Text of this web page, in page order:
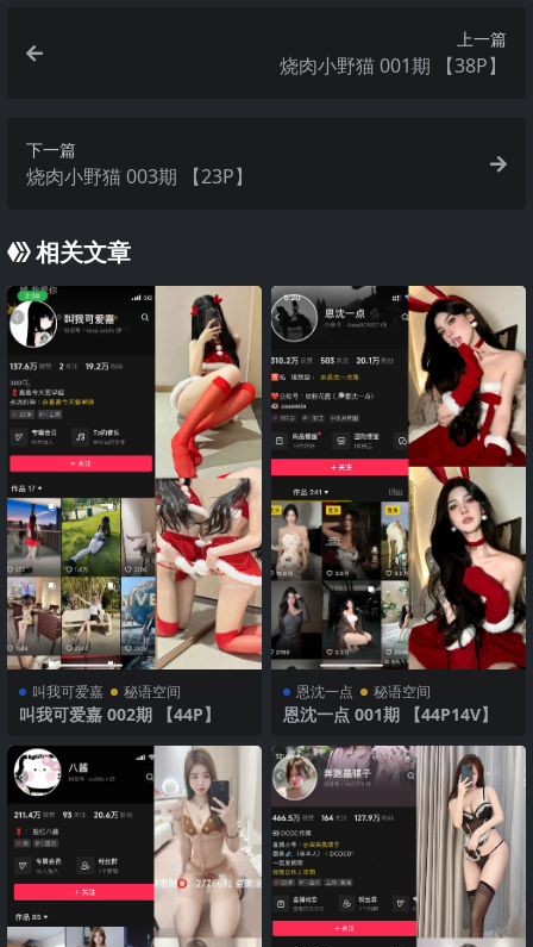
上一篇
烧肉小野猫 001期 【38P】
下一篇
烧肉小野猫 003期 【23P】
相关文章
叫我可爱嘉 秘语空间
叫我可爱嘉 002期 【44P】
恩沈一点 秘语空间
恩沈一点 001期 【44P14V】